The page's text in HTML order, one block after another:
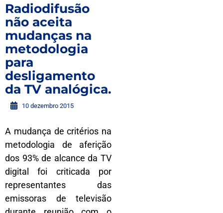
Radiodifusão
não aceita
mudanças na
metodologia
para
desligamento
da TV analógica.
10 dezembro 2015
A mudança de critérios na
metodologia de aferição
dos 93% de alcance da TV
digital foi criticada por
representantes das
emissoras de televisão